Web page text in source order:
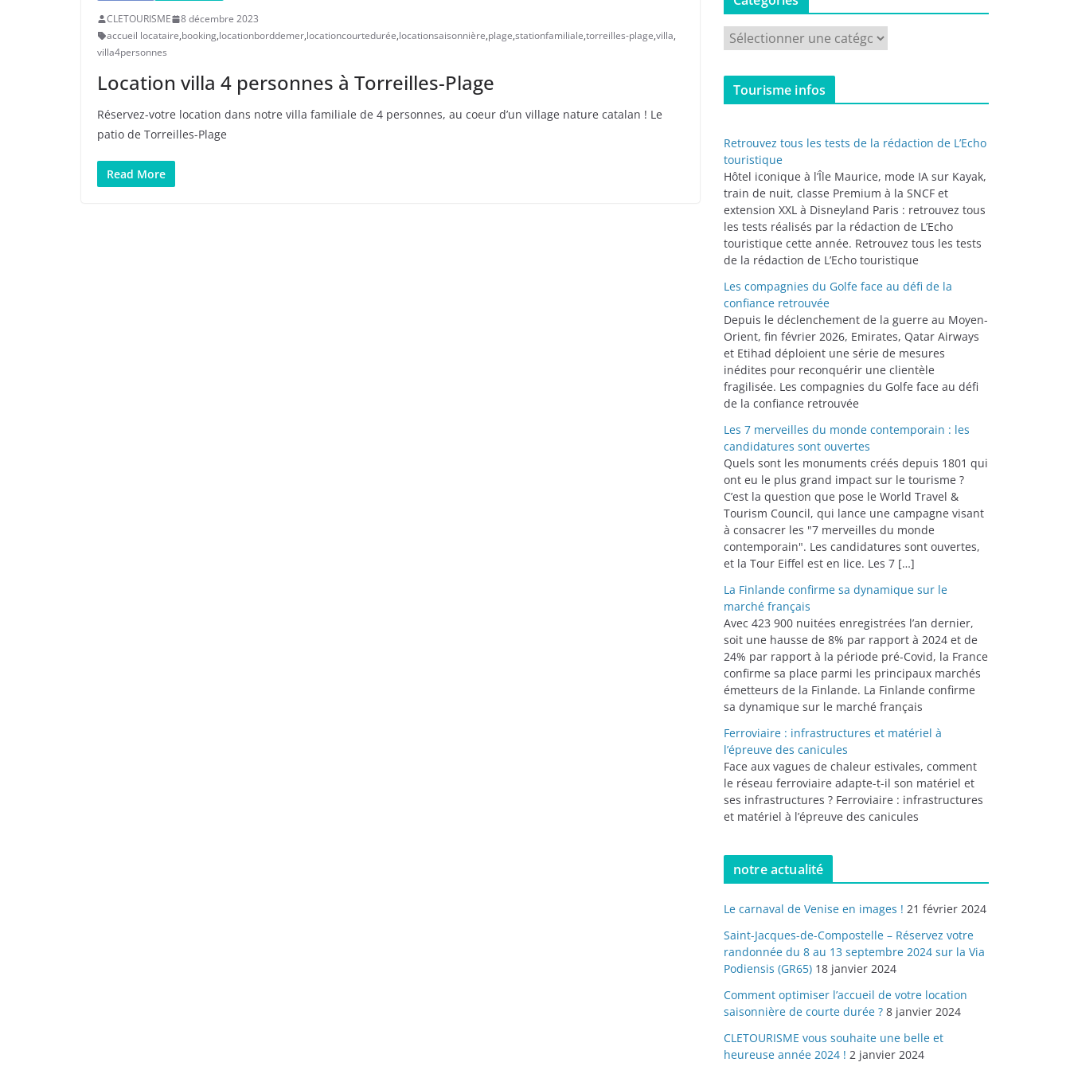
CLETOURISME
8 décembre 2023
accueil locataire,booking,locationborddemer,locationcourtedurée,locationsaisonnière,plage,stationfamiliale,torreilles-plage,villa,
villa4personnes
Location villa 4 personnes à Torreilles-Plage
Réservez-votre location dans notre villa familiale de 4 personnes, au coeur d’un village nature catalan ! Le
patio de Torreilles-Plage
Read More
a
t
r
i
e
s
Tourisme infos
Retrouvez tous les tests de la rédaction de L’Echo
touristique
Hôtel iconique à l’Île Maurice, mode IA sur Kayak,
train de nuit, classe Premium à la SNCF et
extension XXL à Disneyland Paris : retrouvez tous
les tests réalisés par la rédaction de L’Echo
touristique cette année. Retrouvez tous les tests
de la rédaction de L’Echo touristique
Les compagnies du Golfe face au défi de la
confiance retrouvée
Depuis le déclenchement de la guerre au Moyen-
Orient, fin février 2026, Emirates, Qatar Airways
et Etihad déploient une série de mesures
inédites pour reconquérir une clientèle
fragilisée. Les compagnies du Golfe face au défi
de la confiance retrouvée
Les 7 merveilles du monde contemporain : les
candidatures sont ouvertes
Quels sont les monuments créés depuis 1801 qui
ont eu le plus grand impact sur le tourisme ?
C’est la question que pose le World Travel &
Tourism Council, qui lance une campagne visant
à consacrer les "7 merveilles du monde
contemporain". Les candidatures sont ouvertes,
et la Tour Eiffel est en lice. Les 7 […]
La Finlande confirme sa dynamique sur le
marché français
Avec 423 900 nuitées enregistrées l’an dernier,
soit une hausse de 8% par rapport à 2024 et de
24% par rapport à la période pré-Covid, la France
confirme sa place parmi les principaux marchés
émetteurs de la Finlande. La Finlande confirme
sa dynamique sur le marché français
Ferroviaire : infrastructures et matériel à
l’épreuve des canicules
Face aux vagues de chaleur estivales, comment
le réseau ferroviaire adapte-t-il son matériel et
ses infrastructures ? Ferroviaire : infrastructures
et matériel à l’épreuve des canicules
notre actualité
Le carnaval de Venise en images ! 21 février 2024
Saint-Jacques-de-Compostelle – Réservez votre
randonnée du 8 au 13 septembre 2024 sur la Via
Podiensis (GR65) 18 janvier 2024
Comment optimiser l’accueil de votre location
saisonnière de courte durée ? 8 janvier 2024
CLETOURISME vous souhaite une belle et
heureuse année 2024 ! 2 janvier 2024